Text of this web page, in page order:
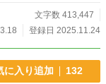
救出劇」と「感情の爆
。 そこで描かれる“社会
攻略 ・社会人経験がそ
文字数 413,447
登録日 2025.11.24
に入り追加 132